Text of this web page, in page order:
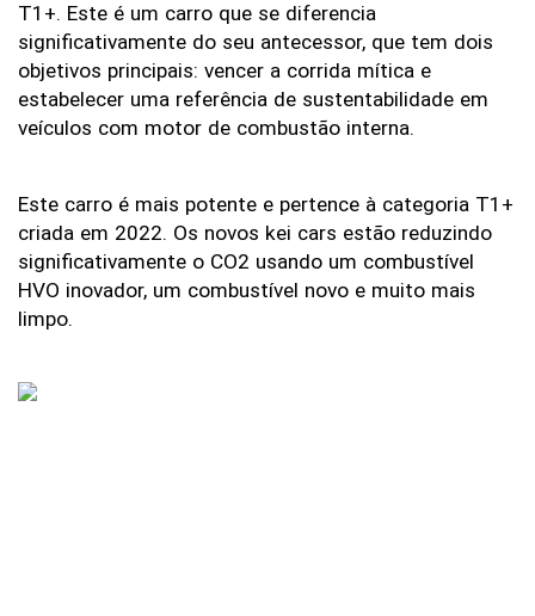
T1+. Este é um carro que se diferencia
significativamente do seu antecessor, que tem dois
objetivos principais: vencer a corrida mítica e
estabelecer uma referência de sustentabilidade em
veículos com motor de combustão interna.
Este carro é mais potente e pertence à categoria T1+
criada em 2022. Os novos kei cars estão reduzindo
significativamente o CO2 usando um combustível
HVO inovador, um combustível novo e muito mais
limpo.